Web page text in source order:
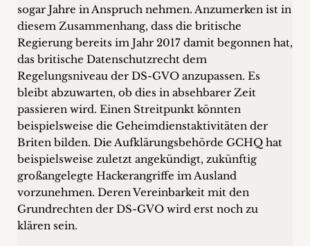
sogar Jahre in Anspruch nehmen. Anzumerken ist in
diesem Zusammenhang, dass die britische
Regierung bereits im Jahr 2017 damit begonnen hat,
das britische Datenschutzrecht dem
Regelungsniveau der DS-GVO anzupassen. Es
bleibt abzuwarten, ob dies in absehbarer Zeit
passieren wird. Einen Streitpunkt könnten
beispielsweise die Geheimdienstaktivitäten der
Briten bilden. Die Aufklärungsbehörde GCHQ hat
beispielsweise zuletzt angekündigt, zukünftig
großangelegte Hackerangriffe im Ausland
vorzunehmen. Deren Vereinbarkeit mit den
Grundrechten der DS-GVO wird erst noch zu
klären sein.